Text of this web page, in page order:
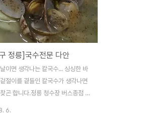
속고기와 특유의 된장찌개 그리고
에 먹는 돼지껍데기... 오랜만에 친구
하며 추억을 이야기 해 보았습니
10-30 ㅁ 맛 5 ㅁ 친 절 5 ㅁ 청
만족 5, 만족 4, 보통 3, 미흡 2, 매
( 지극히 개인적인 사견입니다. 참고
바랍니다. )
정릉]국수전문 다안
이면 생각나는 칼국수... 싱싱한 바
절이를 곁들인 칼국수가 생각나면
곤 합니다.정릉 청수장 버스종점 부
6.